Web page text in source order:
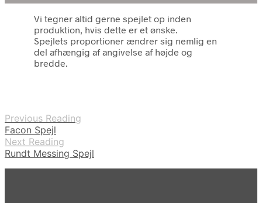
Vi tegner altid gerne spejlet op inden
produktion, hvis dette er et ønske.
Spejlets proportioner ændrer sig nemlig en
del afhængig af angivelse af højde og
bredde.
Previous Reading
Facon Spejl
Next Reading
Rundt Messing Spejl